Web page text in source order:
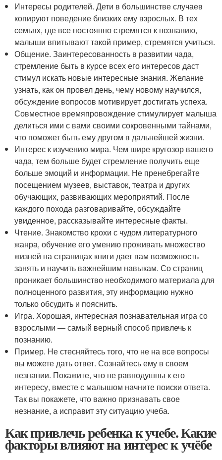
Интересы родителей. Дети в большинстве случаев
копируют поведение близких ему взрослых. В тех
семьях, где все постоянно стремятся к познанию,
малыши впитывают такой пример, стремятся учиться.
Общение. Заинтересованность в развитии чада,
стремление быть в курсе всех его интересов даст
стимул искать новые интересные знания. Желание
узнать, как он провел день, чему новому научился,
обсуждение вопросов мотивирует достигать успеха.
Совместное времяпровождение стимулирует малыша
делиться ими с вами своими сокровенными тайнами,
что поможет быть ему другом в дальнейшей жизни.
Интерес к изучению мира. Чем шире кругозор вашего
чада, тем больше будет стремление получить еще
больше эмоций и информации. Не пренебрегайте
посещением музеев, выставок, театра и других
обучающих, развивающих мероприятий. После
каждого похода разговаривайте, обсуждайте
увиденное, рассказывайте интересные факты.
Чтение. Знакомство крохи с чудом литературного
жанра, обучение его умению проживать множество
жизней на страницах книги дает вам возможность
занять и научить важнейшим навыкам. Со страниц
проникает большинство необходимого материала для
полноценного развития, эту информацию нужно
только обсудить и пояснить.
Игра. Хорошая, интересная познавательная игра со
взрослыми — самый верный способ привлечь к
познанию.
Пример. Не стесняйтесь того, что не на все вопросы
вы можете дать ответ. Сознайтесь ему в своем
незнании. Покажите, что не равнодушны к его
интересу, вместе с малышом начните поиски ответа.
Так вы покажете, что важно признавать свое
незнание, а исправит эту ситуацию учеба.
Как привлечь ребенка к учебе. Какие
факторы влияют на интерес к учёбе